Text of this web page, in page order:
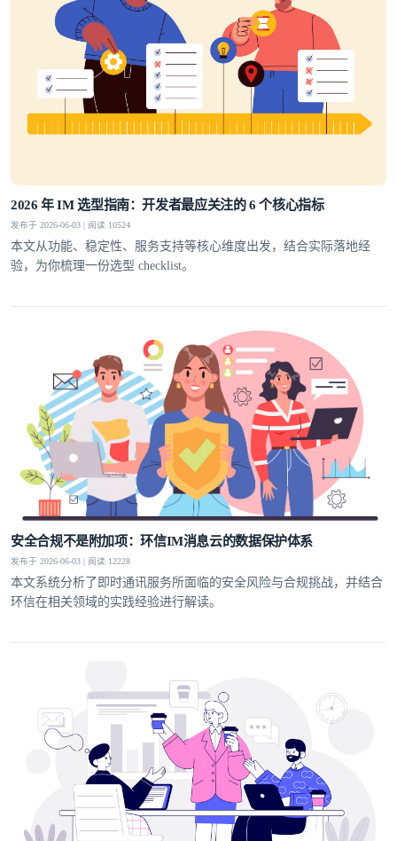
2026 年 IM 选型指南：开发者最应关注的 6 个核心指标
发布于 2026-06-03 | 阅读 10524
本文从功能、稳定性、服务支持等核心维度出发，结合实际落地经
验，为你梳理一份选型 checklist。
安全合规不是附加项：环信IM消息云的数据保护体系
发布于 2026-06-03 | 阅读 12228
本文系统分析了即时通讯服务所面临的安全风险与合规挑战，并结合
环信在相关领域的实践经验进行解读。